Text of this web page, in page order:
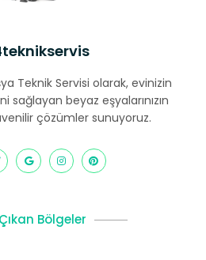
Teknik Servisi olarak, evinizin
sağlayan beyaz eşyalarınızın
çözümler sunuyoruz.
Bölgeler